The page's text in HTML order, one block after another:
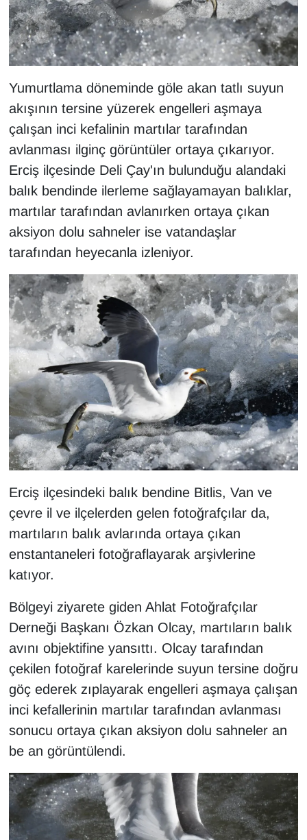
Yumurtlama döneminde göle akan tatlı suyun
akışının tersine yüzerek engelleri aşmaya
çalışan inci kefalinin martılar tarafından
avlanması ilginç görüntüler ortaya çıkarıyor.
Erciş ilçesinde Deli Çay'ın bulunduğu alandaki
balık bendinde ilerleme sağlayamayan balıklar,
martılar tarafından avlanırken ortaya çıkan
aksiyon dolu sahneler ise vatandaşlar
tarafından heyecanla izleniyor.
Erciş ilçesindeki balık bendine Bitlis, Van ve
çevre il ve ilçelerden gelen fotoğrafçılar da,
martıların balık avlarında ortaya çıkan
enstantaneleri fotoğraflayarak arşivlerine
katıyor.
Bölgeyi ziyarete giden Ahlat Fotoğrafçılar
Derneği Başkanı Özkan Olcay, martıların balık
avını objektifine yansıttı. Olcay tarafından
çekilen fotoğraf karelerinde suyun tersine doğru
göç ederek zıplayarak engelleri aşmaya çalışan
inci kefallerinin martılar tarafından avlanması
sonucu ortaya çıkan aksiyon dolu sahneler an
be an görüntülendi.
ONE EKONOMİ
POLİTİKA
Resmi İlanlar
RÖPORTAJ
SAĞLIK
Seri İlan
Sinema - TV
SİYASET
SPOR
TEBRİK
TEKNOLOJİ
Turizm
VAN'DA SPOR
YAŞAM
YEREL